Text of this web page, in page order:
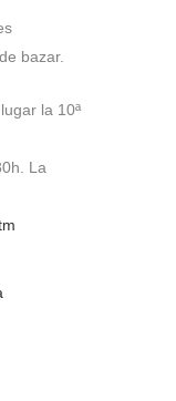
bazar.
la 10ª
La